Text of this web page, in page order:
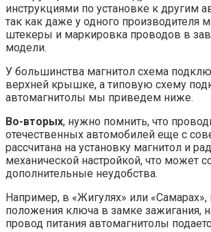
инструкциями по установке к другим
так как даже у одного производителя
штекеры и маркировка проводов в
модели.
У большинства магнитол схема
верхней крышке, а типовую схему
автомагнитолы мы приведем ниже.
Во-вторых, нужно помнить, что
отечественных автомобилей еще с
рассчитана на установку магнитол и
механической настройкой, что может
дополнительные неудобства.
Например, в «Жигулях» или «Самарах»,
положения ключа в замке зажигания,
провод питания автомагнитолы